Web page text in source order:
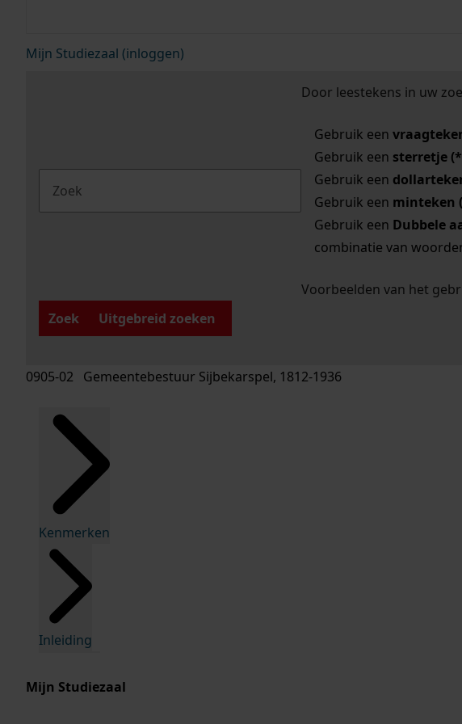
Mijn Studiezaal (inloggen)
Door leestekens in uw
Gebruik een
Gebruik een sterretje
Gebruik een
Gebruik een minteken
Gebruik een Dubbele
combinatie van
Voorbeelden van het
Zoek
Uitgebreid zoeken
0905-02 Gemeentebestuur Sijbekarspel, 1812-1936
Kenmerken
Inleiding
Mijn Studiezaal